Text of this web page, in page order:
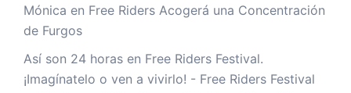
Mónica en Free Riders Acogerá una Concentración
de Furgos
Así son 24 horas en Free Riders Festival.
¡Imagínatelo o ven a vivirlo! - Free Riders Festival